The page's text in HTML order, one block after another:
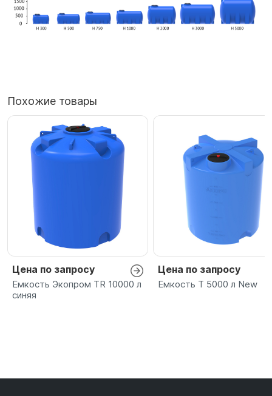
Похожие товары
Цена по запросу
Емкость Экопром TR 10000 л
синяя
Цена по запросу
Емкость T 5000 л New